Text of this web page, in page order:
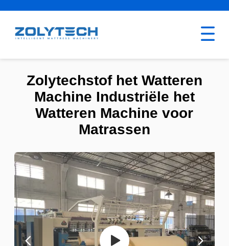
Zolytechstof het Watteren
Machine Industriële het
Watteren Machine voor
Matrassen